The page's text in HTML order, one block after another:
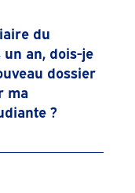
du
un an, dois-je
dossier
ma
?